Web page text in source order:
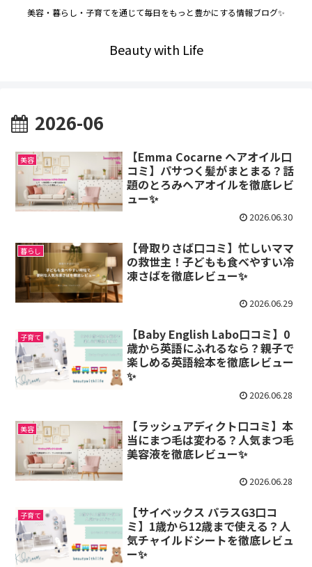
美容・暮らし・子育てを通じて毎日をもっと豊かにする情報ブログ✨
Beauty with Life
2026-06
美容
【Emma Cocarne ヘアオイル口
コミ】パサつく髪がまとまる？話
題のとろみヘアオイルを徹底レビ
ュー✨
2026.06.30
暮らし
【骨取りさば口コミ】忙しいママ
の救世主！子どもも食べやすい冷
凍さばを徹底レビュー✨
2026.06.29
子育て
【Baby English Labo口コミ】0
歳から英語にふれるなら？親子で
楽しめる英語絵本を徹底レビュー
✨
2026.06.28
美容
【ラッシュアディクト口コミ】本
当にまつ毛は変わる？人気まつ毛
美容液を徹底レビュー✨
2026.06.28
子育て
【サイベックス パラスG3口コ
ミ】1歳から12歳まで使える？人
気チャイルドシートを徹底レビュ
ー✨